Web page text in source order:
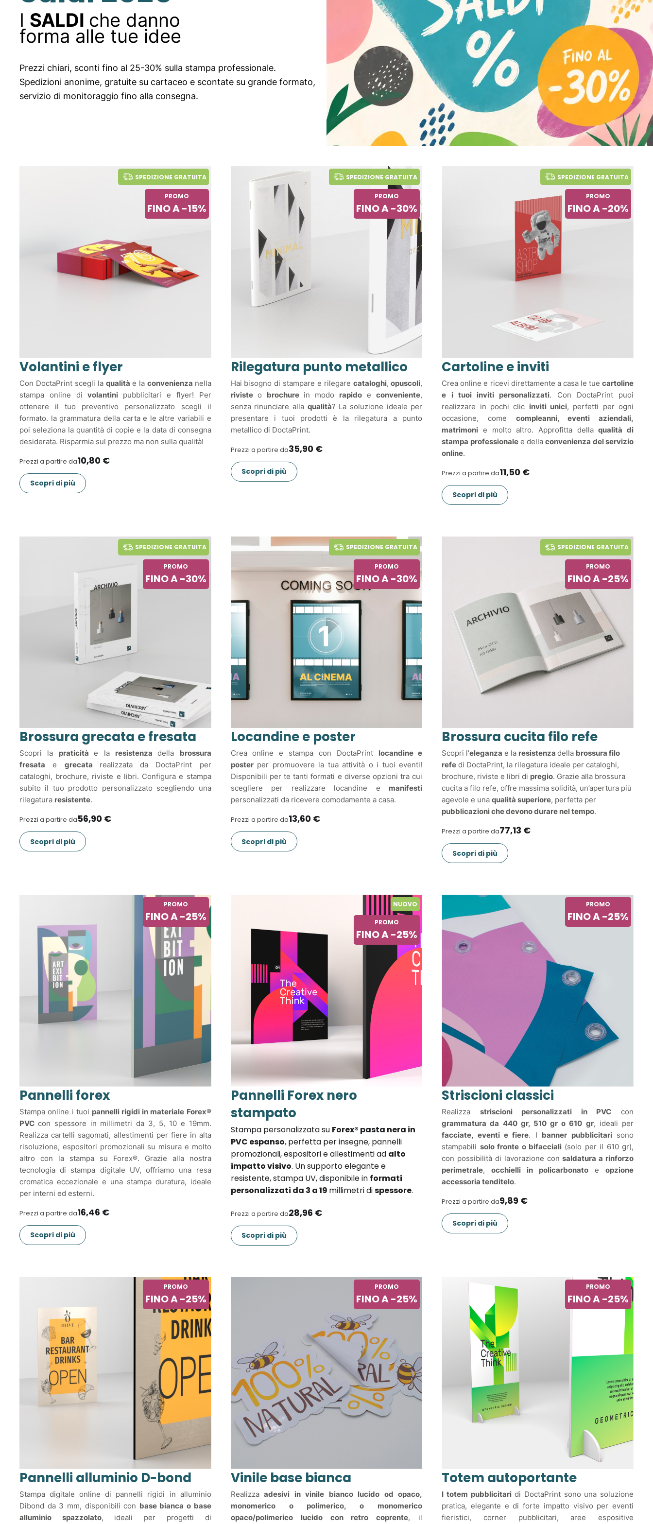
I SALDI che danno
forma alle tue idee
Prezzi chiari, sconti fino al 25-30% sulla stampa professionale.
Spedizioni anonime, gratuite su cartaceo e scontate su grande formato,
servizio di monitoraggio fino alla consegna.
SPEDIZIONE GRATUITA
PROMO
FINO A -15%
Volantini e flyer
Con DoctaPrint scegli la qualità e la convenienza nella
stampa online divolantini pubblicitari e flyer! Per
ottenere il tuo preventivo personalizzato scegli il
formato. la grammatura della carta e le altre variabili e
poi seleziona la quantità di copie e la data di consegna
desiderata. Risparmia sul prezzo ma non sulla qualità!
Prezzi a partire da10,80 €
Scopri di più
SPEDIZIONE GRATUITA
PROMO
FINO A -30%
Rilegatura punto metallico
Hai bisogno di stampare e rilegare cataloghi,opuscoli,
riviste o brochure in modo rapido econveniente,
senza rinunciare alla qualità? La soluzione ideale per
presentare i tuoi prodotti è la rilegatura a punto
metallico di DoctaPrint.
Prezzi a partire da35,90 €
Scopri di più
SPEDIZIONE GRATUITA
PROMO
FINO A -20%
Cartoline e inviti
Crea online e ricevi direttamente a casa le tue cartoline
e i tuoi inviti personalizzati. Con DoctaPrint puoi
realizzare in pochi clic inviti unici, perfetti per ogni
occasione, come compleanni, eventi aziendali,
matrimoni e molto altro. Approfitta dellaqualità di
stampa professionalee dellaconvenienza del servizio
online.
Prezzi a partire da11,50 €
Scopri di più
SPEDIZIONE GRATUITA
PROMO
FINO A -30%
Brossura grecata e fresata
Scopri la praticitàe la resistenzadella brossura
fresata e grecata realizzata da DoctaPrint per
cataloghi, brochure, riviste e libri. Configura e stampa
subito il tuo prodotto personalizzato scegliendo una
rilegatura resistente.
Prezzi a partire da56,90 €
Scopri di più
SPEDIZIONE GRATUITA
PROMO
FINO A -30%
Locandine e poster
Crea online e stampa con DoctaPrint locandine e
posterper promuovere la tua attività o i tuoi eventi!
Disponibili per te tanti formati e diverse opzioni tra cui
scegliere per realizzare locandine e manifesti
personalizzati da ricevere comodamente a casa.
Prezzi a partire da13,60 €
Scopri di più
SPEDIZIONE GRATUITA
PROMO
FINO A -25%
Brossura cucita filo refe
Scopri l’eleganza e la resistenzadella brossura filo
refe di DoctaPrint, la rilegatura ideale per cataloghi,
brochure, riviste e libri di pregio. Grazie alla brossura
cucita a filo refe, offre massima solidità, un’apertura più
agevole e unaqualità superiore, perfetta per
pubblicazioni che devono durare nel tempo.
Prezzi a partire da77,13 €
Scopri di più
PROMO
FINO A -25%
Pannelli forex
Stampa online i tuoi pannelli rigidi in materiale Forex®
PVC con spessore in millimetri da 3, 5, 10 e 19mm.
Realizza cartelli sagomati, allestimenti per fiere in alta
risoluzione, espositori promozionali su misura e molto
altro con la stampa su Forex®. Grazie alla nostra
tecnologia di stampa digitale UV, offriamo una resa
cromatica eccezionale e una stampa duratura, ideale
per interni ed esterni.
Prezzi a partire da16,46 €
Scopri di più
NUOVO
PROMO
FINO A -25%
Pannelli Forex nero
stampato
Stampa personalizzata su Forex® pasta nera in
PVC espanso, perfetta per insegne, pannelli
promozionali, espositori e allestimenti ad alto
impatto visivo. Un supporto elegante e
resistente, stampa UV, disponibile in formati
personalizzati da 3 a 19 millimetri dispessore.
Prezzi a partire da28,96 €
Scopri di più
PROMO
FINO A -25%
Striscioni classici
Realizza striscioni personalizzati in PVC con
grammatura da 440 gr, 510 gr o 610 gr, ideali per
facciate, eventi e fiere. I banner pubblicitarisono
stampabili solo fronte o bifacciali(solo per il 610 gr),
con possibilità di lavorazione consaldatura a rinforzo
perimetrale,occhielli in policarbonato e opzione
accessoria tenditelo.
Prezzi a partire da9,89 €
Scopri di più
PROMO
FINO A -25%
Pannelli alluminio D-bond
Stampa digitale online di pannelli rigidi in alluminio
Dibond da 3 mm, disponibili con base bianca o base
alluminio spazzolato, ideali per progetti di
PROMO
FINO A -25%
Vinile base bianca
Realizzaadesivi in vinile bianco lucido od opaco,
monomerico o polimerico, o monomerico
opaco/polimerico lucido con retro coprente, il
PROMO
FINO A -25%
Totem autoportante
I totem pubblicitaridi DoctaPrint sono una soluzione
pratica, elegante e di forte impatto visivo per eventi
fieristici, corner pubblicitari, aree espositive